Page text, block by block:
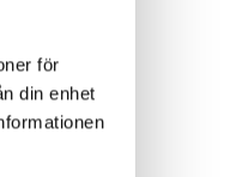
för
din enhet